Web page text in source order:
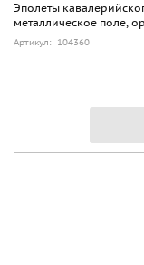
Эполеты
металлическое поле,
Артикул: 104360